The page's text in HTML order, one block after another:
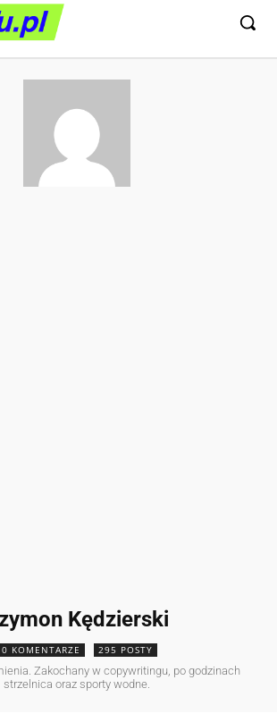
Kędzierski
0 KOMENTARZE 295 POSTY
Zakochany w copywritingu, po godzinach
strzelnica oraz sporty wodne.